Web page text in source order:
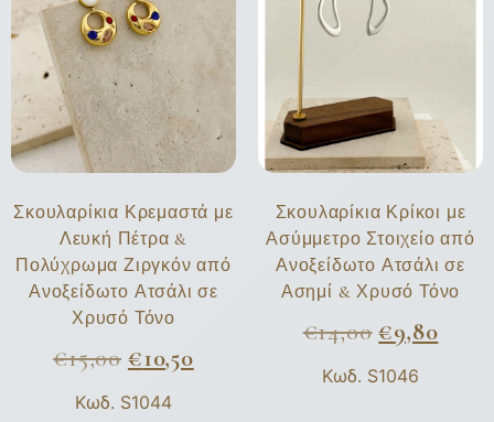
Σκουλαρίκια Κρεμαστά με
Λευκή Πέτρα &
Πολύχρωμα Ζιργκόν από
Ανοξείδωτο Ατσάλι σε
Χρυσό Τόνο
€15,00 €10,50
Κωδ. S1044
Σκουλαρίκια Κρίκοι με
Ασύμμετρο Στοιχείο από
Ανοξείδωτο Ατσάλι σε
Ασημί & Χρυσό Τόνο
€14,00 €9,80
Κωδ. S1046